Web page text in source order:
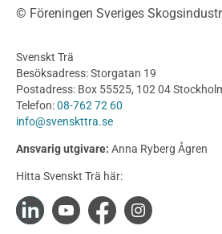
Byggnation och utförande
Utförande
Produkter
Konstruktionsvirke
Konstruktionsvirke Behandlat
Konstruktionsvirke
Konstruktionsvirke
Limträ
© Föreningen Sveriges
Svenskt Trä
Besöksadress: Storgatan 19
Postadress: Box 55525, 102 04
Telefon:08-762 72 60
info@svenskttra.se
Ansvarig utgivare: Anna Ryberg Ågren
Hitta Svenskt Trä här: